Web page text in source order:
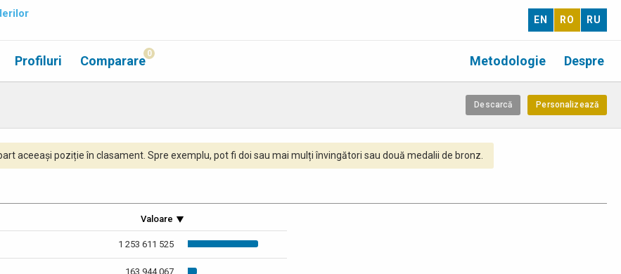
EN RO RU
Despre
Metodologie
Profiluri Comparare 0
Personalizează
Descarcă
aceeași poziție în clasament. Spre exemplu, pot fi doi sau mai mulți învingători sau două medalii de bronz.
Valoare
1 253 611 525
163 944 067